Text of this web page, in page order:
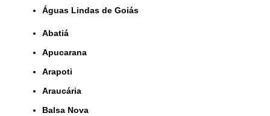
Águas Lindas de Goiás
Abatiá
Apucarana
Arapoti
Araucária
Balsa Nova